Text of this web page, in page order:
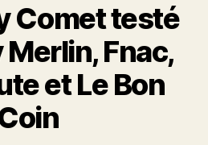
Comet testé
Fnac,
et Le Bon